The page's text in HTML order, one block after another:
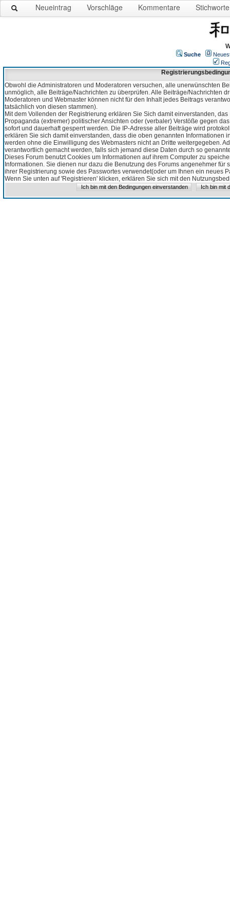
Neueintrag Vorschläge Kommentare Stichworte
Suche
Obwohl die Administratoren und Moderatoren versuchen, alle unerwünschten
unmöglich, alle Beiträge/Nachrichten zu überprüfen. Alle Beiträge/Nachrichten
Moderatoren und Webmaster können nicht für den Inhalt jedes Beitrags
tatsächlich von diesen stammen).
Mit dem Vollenden der Registrierung erklären Sie Sich damit einverstanden,
Propaganda (extremer) politischer Ansichten oder (verbaler) Verstöße gegen
sofort und dauerhaft gesperrt werden. Die IP-Adresse aller Beiträge wird
erklären Sie sich damit einverstanden, dass die oben genannten Informationen
werden ohne die Einwilligung des Webmasters nicht an Dritte weitergegeben.
verantwortlich gemacht werden, falls sich jemand diese Daten durch so
Dieses Forum benutzt Cookies um Informationen auf ihrem Computer zu
Informationen. Sie dienen nur dazu die Benutzung des Forums angenehmer
ihrer Registrierung sowie des Passwortes verwendet(oder um Ihnen ein neues
Wenn Sie unten auf 'Registrieren' klicken, erklären Sie sich mit den